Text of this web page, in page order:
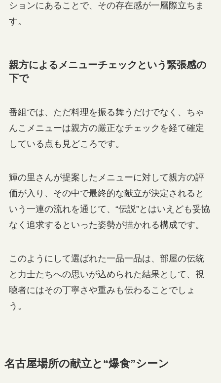
ションにあることで、その存在感が一層際立ちま
す。
親方によるメニューチェックという緊張感の
下で
番組では、ただ料理を振る舞うだけでなく、ちゃ
んこメニューは親方の厳正なチェックを経て確定
している点も見どころです。
輝の里さんが提案したメニューに対して親方の評
価が入り、その中で最終的な献立が決定されると
いう一連の流れを通じて、“伝説”とはいえども妥協
なく追求するといった姿勢が描かれる構成です。
このようにして選ばれた一品一品は、部屋の伝統
と力士たちへの思いが込められた結果として、視
聴者にはその丁寧さや重みも伝わることでしょ
う。
名古屋場所の献立と“爆食”シーン